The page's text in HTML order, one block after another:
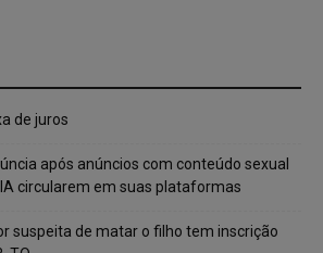
de juros
após anúncios com conteúdo sexual
circularem em suas plataformas
suspeita de matar o filho tem inscrição